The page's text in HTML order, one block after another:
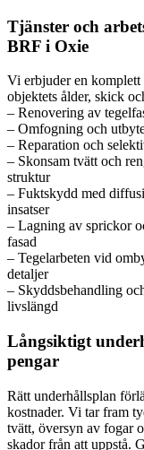
Tjänster och
BRF i Oxie
Vi erbjuder en komplett
objektets ålder, skick
– Renovering av
– Omfogning och
– Reparation och
– Skonsam tvätt och
struktur
– Fuktskydd med
insatser
– Lagning av sprickor
fasad
– Tegelarbeten vid
detaljer
– Skyddsbehandling
livslängd
Långsiktigt
pengar
Rätt underhållsplan
kostnader. Vi tar fram
tvätt, översyn av fogar
skador från att uppstå.